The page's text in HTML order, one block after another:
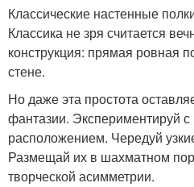
Классические настенные
Классика не зря считается
конструкция: прямая ровная
стене.
Но даже эта простота
фантазии. Экспериментируй с
расположением. Чередуй
Размещай их в шахматном
творческой асимметрии.